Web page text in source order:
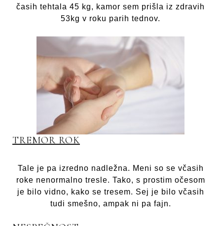
časih tehtala 45 kg, kamor sem prišla iz zdravih
53kg v roku parih tednov.
TREMOR ROK
Tale je pa izredno nadležna. Meni so se včasih
roke nenormalno tresle. Tako, s prostim očesom
je bilo vidno, kako se tresem. Sej je bilo včasih
tudi smešno, ampak ni pa fajn.